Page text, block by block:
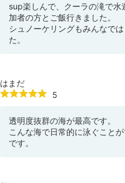
sup楽しんで、クーラの滝で
加者の方とご飯行きました。
シュノーケリングもみんなで
た。
はまだ
5
透明度抜群の海が最高です。
こんな海で日常的に泳ぐこと
です。